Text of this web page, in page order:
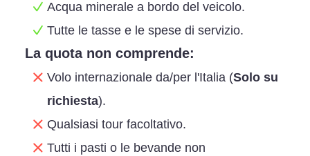
Acqua minerale a bordo del veicolo.
Tutte le tasse e le spese di servizio.
La quota non comprende:
Volo internazionale da/per l'Italia (Solo su
richiesta).
Qualsiasi tour facoltativo.
Tutti i pasti o le bevande non